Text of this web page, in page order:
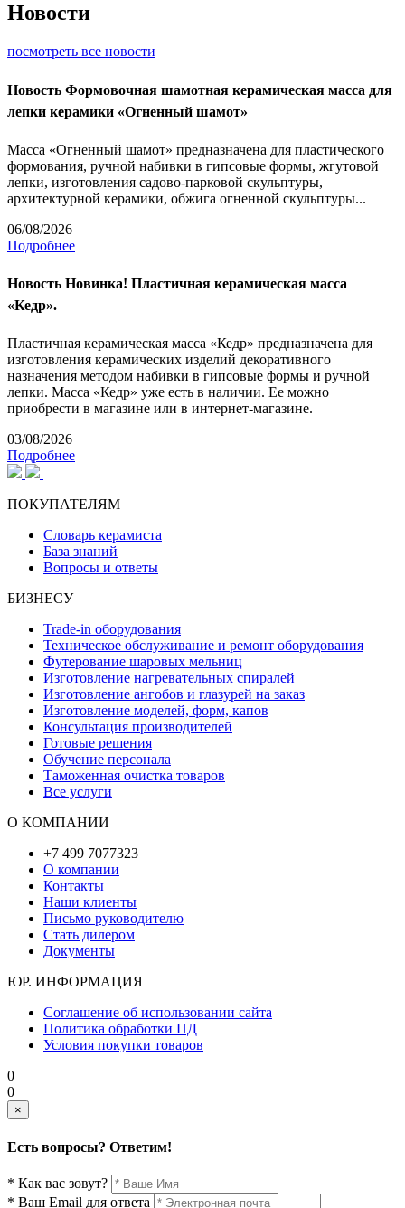
Новости
посмотреть все новости
Новость Формовочная шамотная керамическая масса для
лепки керамики «Огненный шамот»
Масса «Огненный шамот» предназначена для пластического
формования, ручной набивки в гипсовые формы, жгутовой
лепки, изготовления садово-парковой скульптуры,
архитектурной керамики, обжига огненной скульптуры...
06/08/2026
Подробнее
Новость Новинка! Пластичная керамическая масса
«Кедр».
Пластичная керамическая масса «Кедр» предназначена для
изготовления керамических изделий декоративного
назначения методом набивки в гипсовые формы и ручной
лепки. Масса «Кедр» уже есть в наличии. Ее можно
приобрести в магазине или в интернет-магазине.
03/08/2026
Подробнее
ПОКУПАТЕЛЯМ
Словарь керамиста
База знаний
Вопросы и ответы
БИЗНЕСУ
Trade-in оборудования
Техническое обслуживание и ремонт оборудования
Футерование шаровых мельниц
Изготовление нагревательных спиралей
Изготовление ангобов и глазурей на заказ
Изготовление моделей, форм, капов
Консультация производителей
Готовые решения
Обучение персонала
Таможенная очистка товаров
Все услуги
О КОМПАНИИ
+7 499 7077323
О компании
Контакты
Наши клиенты
Письмо руководителю
Стать дилером
Документы
ЮР. ИНФОРМАЦИЯ
Соглашение об использовании сайта
Политика обработки ПД
Условия покупки товаров
0
0
×
Есть вопросы? Ответим!
* Как вас зовут?
* Ваш Email для ответа